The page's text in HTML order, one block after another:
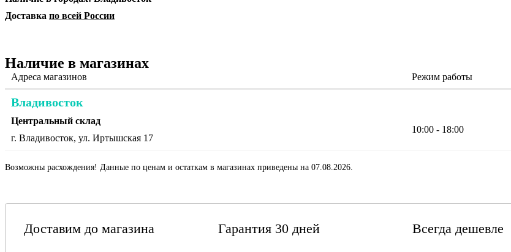
Доставка по всей России
Наличие в магазинах
Адреса магазинов Режим работы
Владивосток
Центральный склад
г. Владивосток, ул. Иртышская 17
10:00 - 18:00
Возможны расхождения! Данные по ценам и остаткам в магазинах приведены на 07.08.2026.
Доставим до магазина Гарантия 30 дней Всегда дешевле